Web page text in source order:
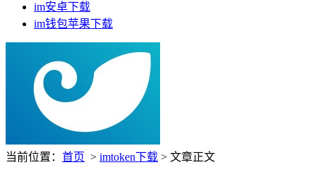
im安卓下载
im钱包苹果下载
当前位置： 首页 > imtoken下载 > 文章正文